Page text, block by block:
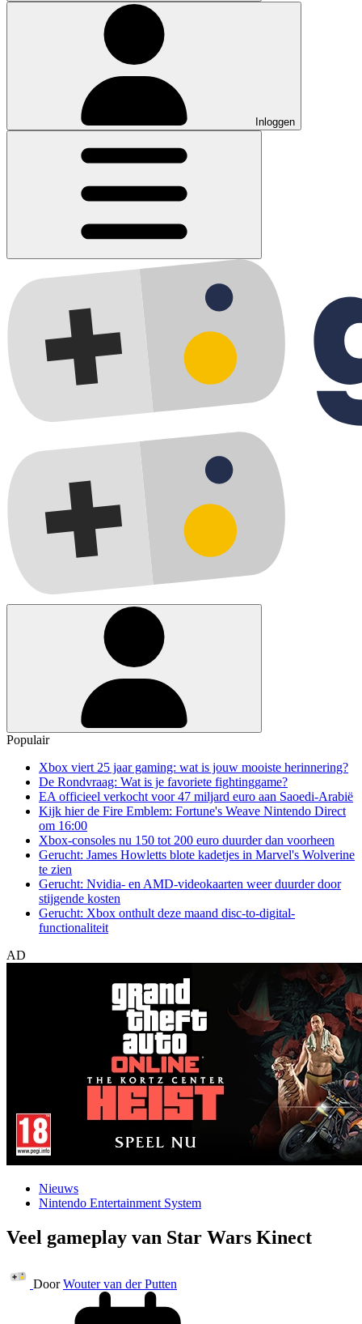
Inloggen
Populair
Xbox viert 25 jaar gaming: wat is jouw mooiste herinnering?
De Rondvraag: Wat is je favoriete fightinggame?
EA officieel verkocht voor 47 miljard euro aan Saoedi-Arabië
Kijk hier de Fire Emblem: Fortune's Weave Nintendo Direct
om 16:00
Xbox-consoles nu 150 tot 200 euro duurder dan voorheen
Gerucht: James Howletts blote kadetjes in Marvel's Wolverine
te zien
Gerucht: Nvidia- en AMD-videokaarten weer duurder door
stijgende kosten
Gerucht: Xbox onthult deze maand disc-to-digital-
functionaliteit
AD
Nieuws
Nintendo Entertainment System
Veel gameplay van Star Wars Kinect
Door Wouter van der Putten